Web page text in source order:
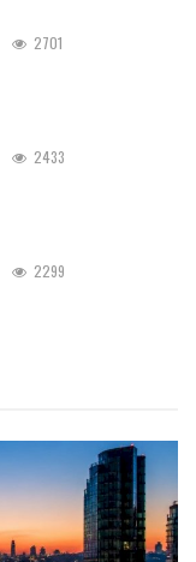
2701
2433
2299